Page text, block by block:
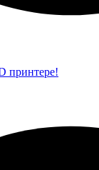
принтере!